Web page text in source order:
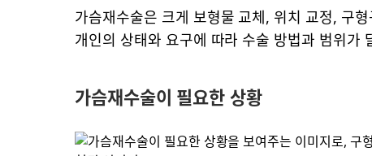
가슴재수술은 크게 보형물 교체, 위치 교정, 구
개인의 상태와 요구에 따라 수술 방법과 범위가
가슴재수술이 필요한 상황